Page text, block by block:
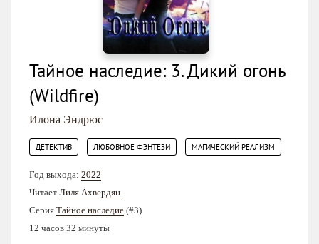
Тайное наследие: 3. Дикий огонь
(Wildfire)
Илона Эндрюс
ДЕТЕКТИВ ЛЮБОВНОЕ ФЭНТЕЗИ МАГИЧЕСКИЙ РЕАЛИЗМ
Год выхода: 2022
Читает Лиля Ахвердян
Серия Тайное наследие (#3)
12 часов 32 минуты